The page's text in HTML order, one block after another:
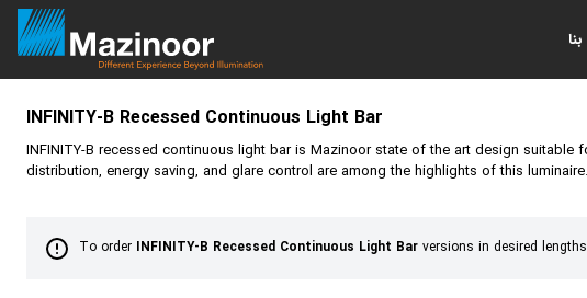
INFINITY-B Recessed Continuous Light Bar
INFINITY-B recessed continuous light bar is Mazinoor state of the art design
distribution, energy saving, and glare control are among the highlights of this luminaire.
To order INFINITY-B Recessed Continuous Light Bar versions in desired